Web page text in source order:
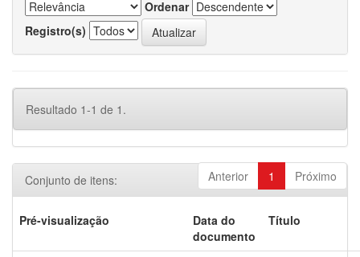
Ordenar
Registro(s)
Resultado 1-1 de 1.
Anterior 1 Próximo
Conjunto de itens:
Pré-visualização
Data do
documento
Título